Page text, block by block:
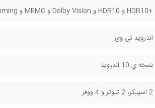
+HDR10 و HDR10 و Dolby Vision و MEMC و Local dimming و HLG
اندرويد تی وی
نسخه ي 10 اندرويد
2 اسپیکر، 2 تیوتر و 4 ووفر